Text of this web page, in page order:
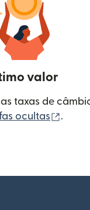
valor
taxas de
ocultas
.